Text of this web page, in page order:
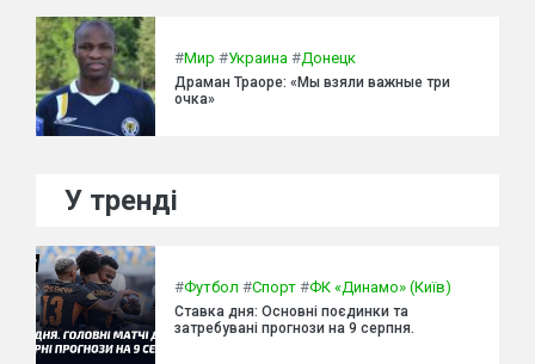
#Мир #Украина #Донецк
Драман Траоре: «Мы взяли важные три
очка»
У тренді
#Футбол #Спорт #ФК «Динамо» (Київ)
Ставка дня: Основні поєдинки та
затребувані прогнози на 9 серпня.